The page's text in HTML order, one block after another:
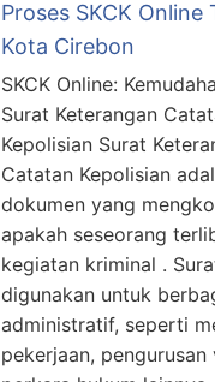
Proses SKCK Online
Kota Cirebon
SKCK Online:
Surat Keterangan
Kepolisian Surat
Catatan Kepolisian
dokumen yang
apakah seseorang
kegiatan kriminal .
digunakan untuk
administratif, seperti
pekerjaan, pengurusan